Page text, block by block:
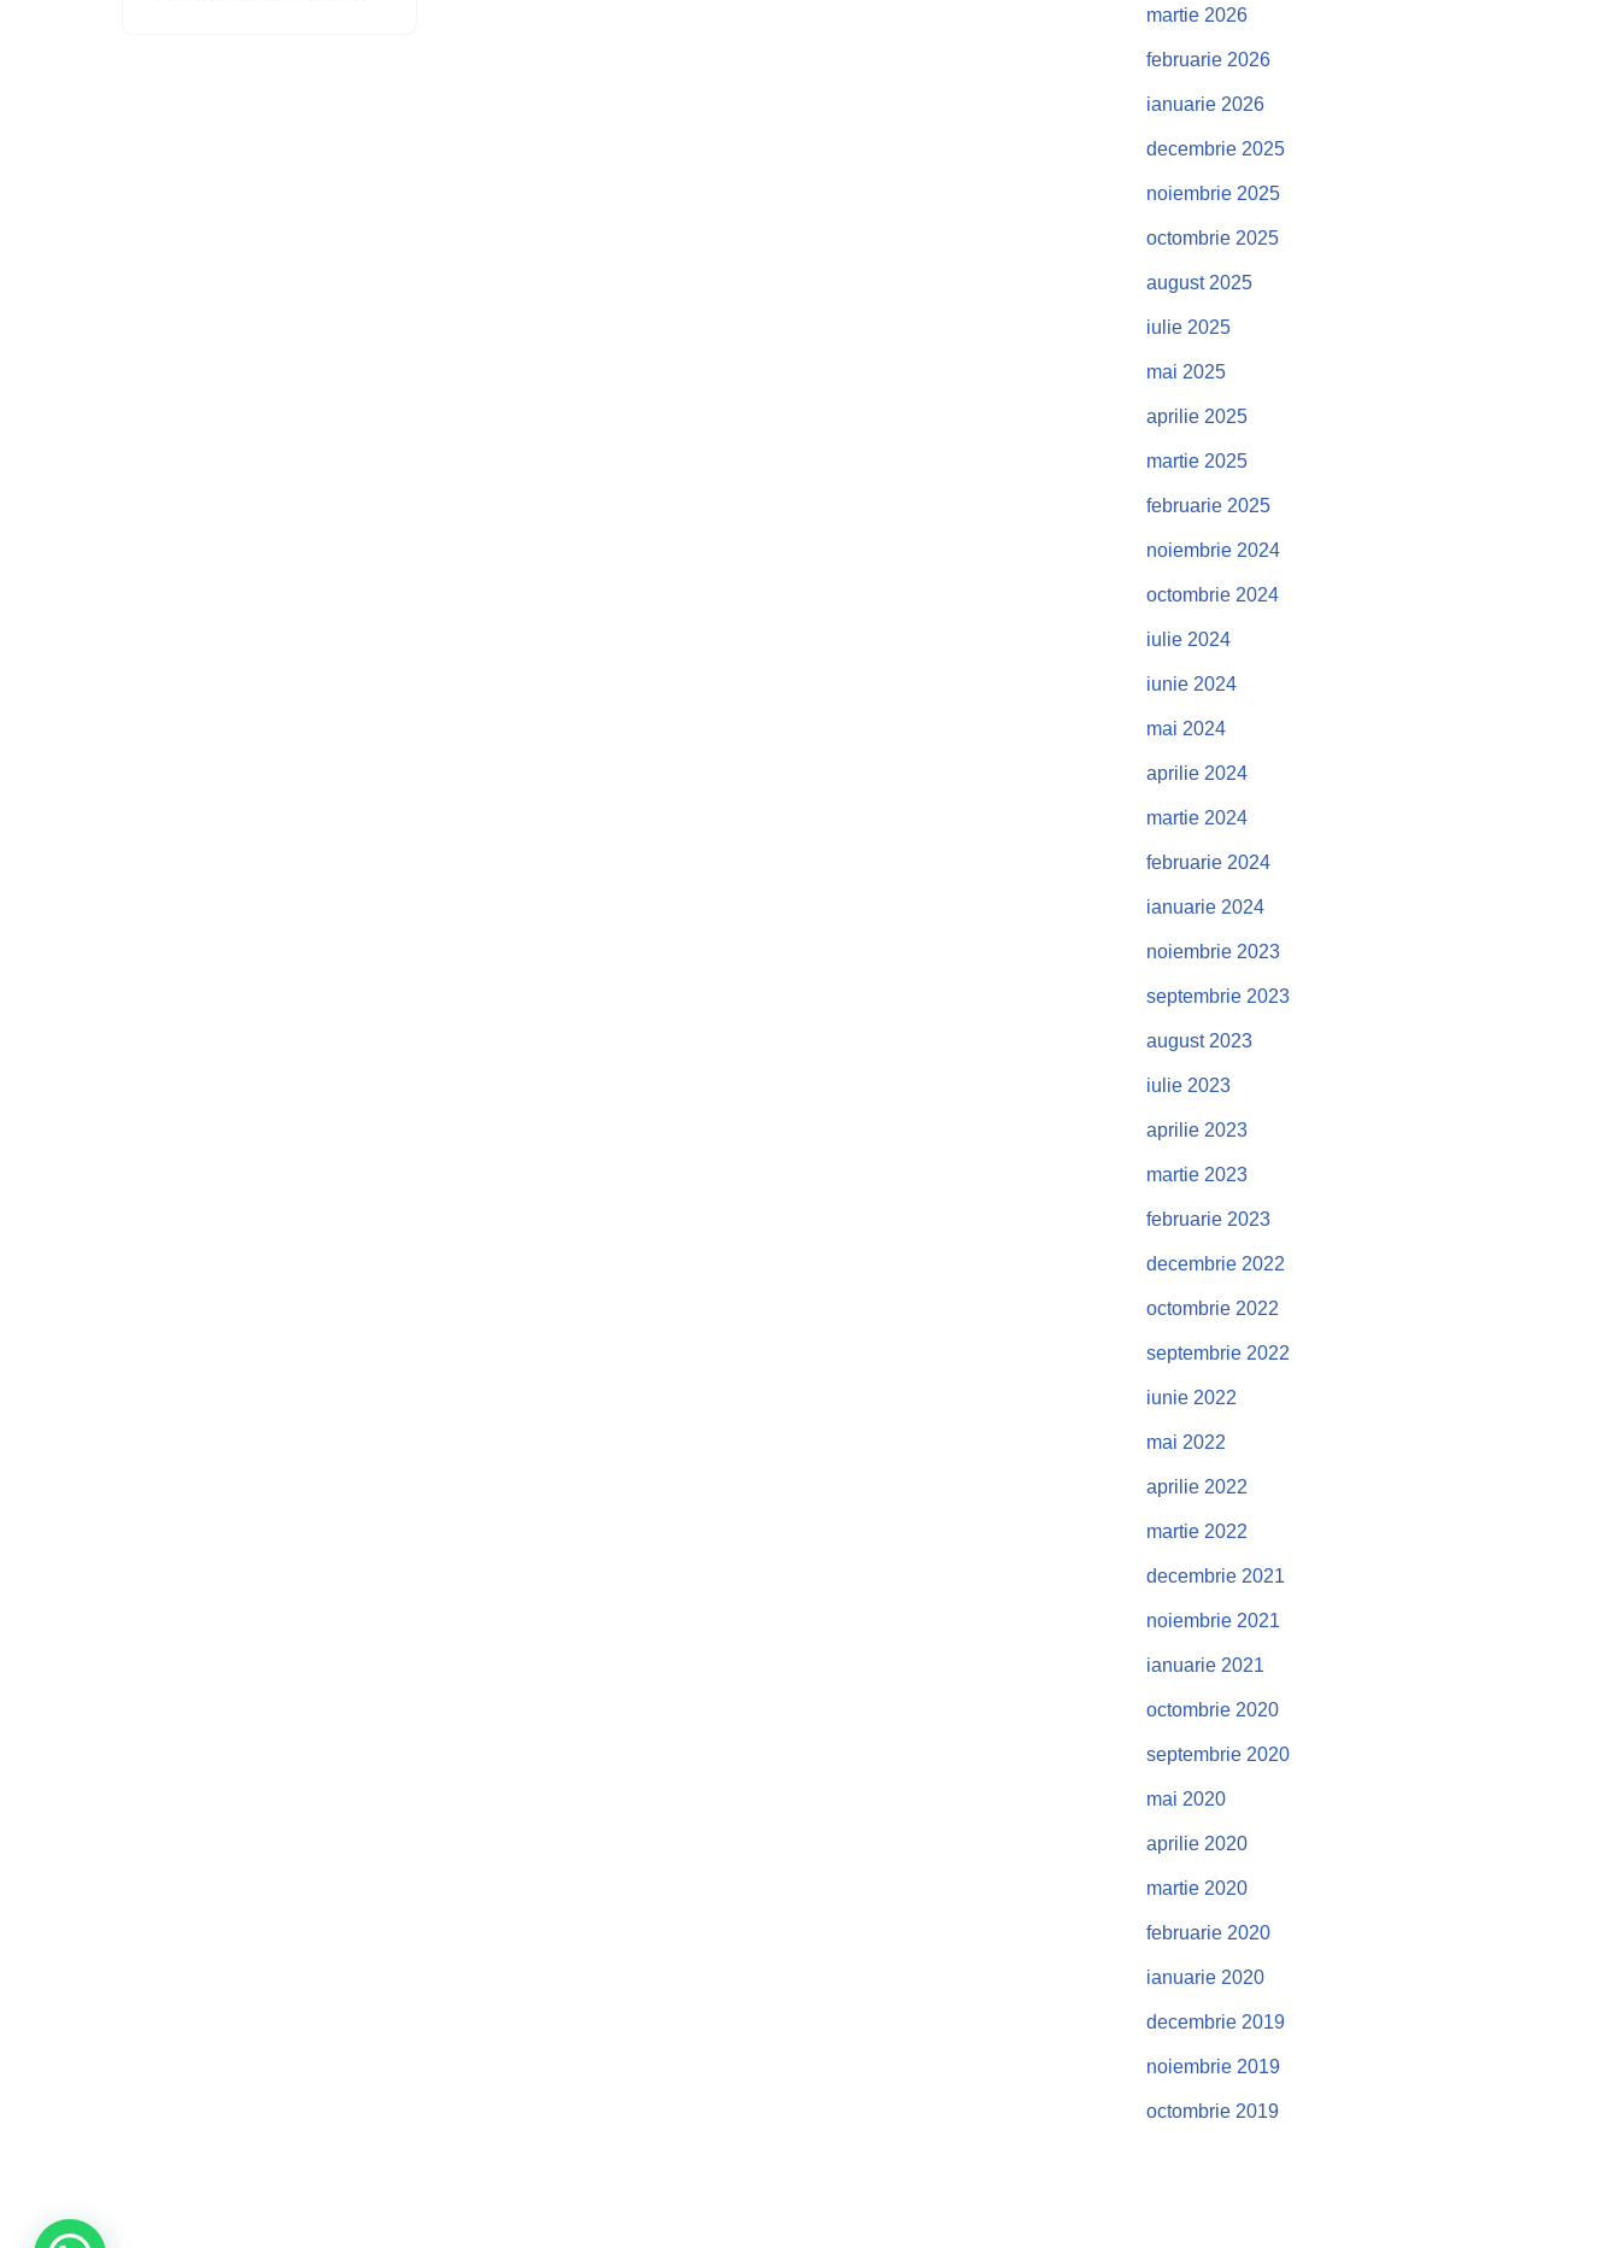
martie 2026
februarie 2026
ianuarie 2026
decembrie 2025
noiembrie 2025
octombrie 2025
august 2025
iulie 2025
mai 2025
aprilie 2025
martie 2025
februarie 2025
noiembrie 2024
octombrie 2024
iulie 2024
iunie 2024
mai 2024
aprilie 2024
martie 2024
februarie 2024
ianuarie 2024
noiembrie 2023
septembrie 2023
august 2023
iulie 2023
aprilie 2023
martie 2023
februarie 2023
decembrie 2022
octombrie 2022
septembrie 2022
iunie 2022
mai 2022
aprilie 2022
martie 2022
decembrie 2021
noiembrie 2021
ianuarie 2021
octombrie 2020
septembrie 2020
mai 2020
aprilie 2020
martie 2020
februarie 2020
ianuarie 2020
decembrie 2019
noiembrie 2019
octombrie 2019